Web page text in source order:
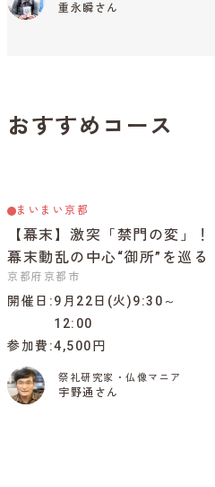
重永瞬さん
おすすめコース
まいまい京都
【幕末】激突「禁門の変」！
幕末動乱の中心“御所”を巡る
京都府京都市
開催日
9月22日(火)9:30～
12:00
参加費 4,500円
祭礼研究家・仏像マニア
宇野通さん